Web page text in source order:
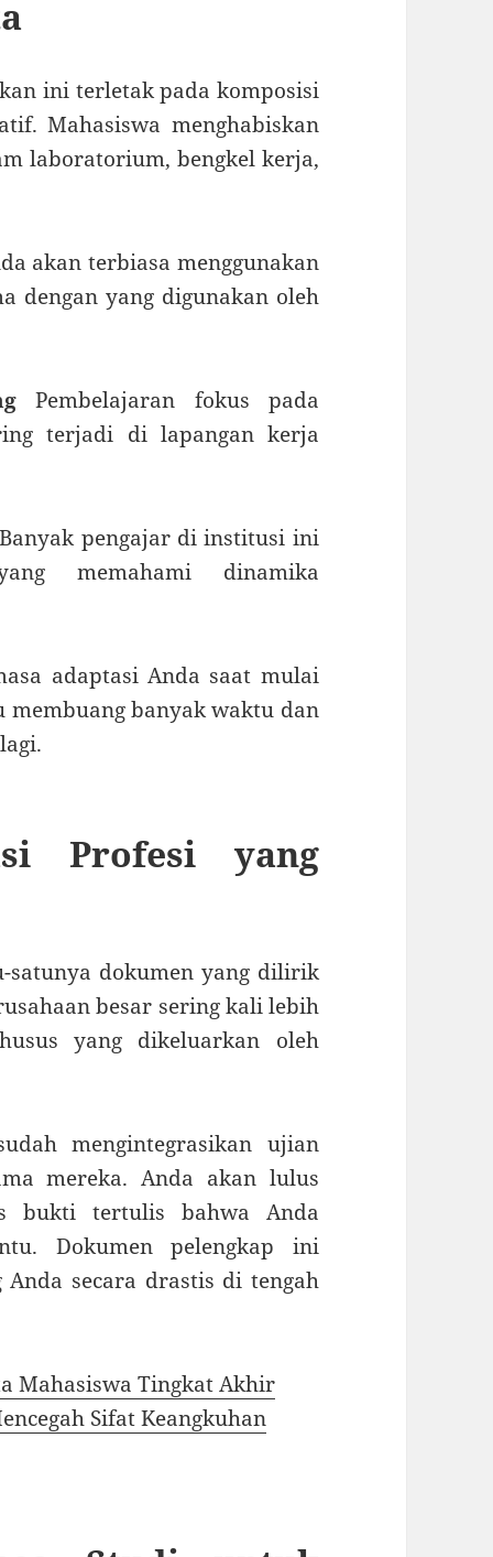
ini terletak pada komposisi
Mahasiswa menghabiskan
laboratorium, bengkel kerja,
akan terbiasa menggunakan
dengan yang digunakan oleh
Pembelajaran fokus pada
terjadi di lapangan kerja
pengajar di institusi ini
memahami dinamika
adaptasi Anda saat mulai
banyak waktu dan
Profesi yang
dokumen yang dilirik
besar sering kali lebih
yang dikeluarkan oleh
mengintegrasikan ujian
mereka. Anda akan lulus
bukti tertulis bahwa Anda
Dokumen pelengkap ini
secara drastis di tengah
Mahasiswa Tingkat Akhir
Sifat Keangkuhan